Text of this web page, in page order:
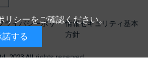
ライバシーポリ
ー
情報セキュリティ基本
方針
2023 All rights reserved.
リシーをご確認ください。
諾する